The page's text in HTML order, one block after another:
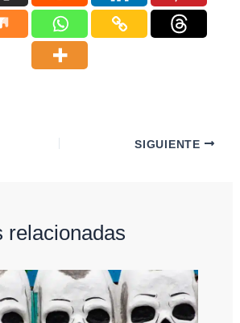
SIGUIENTE
relacionadas